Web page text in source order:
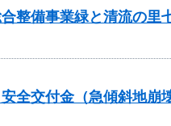
整備事業緑と清流の
全交付金（急傾斜地崩